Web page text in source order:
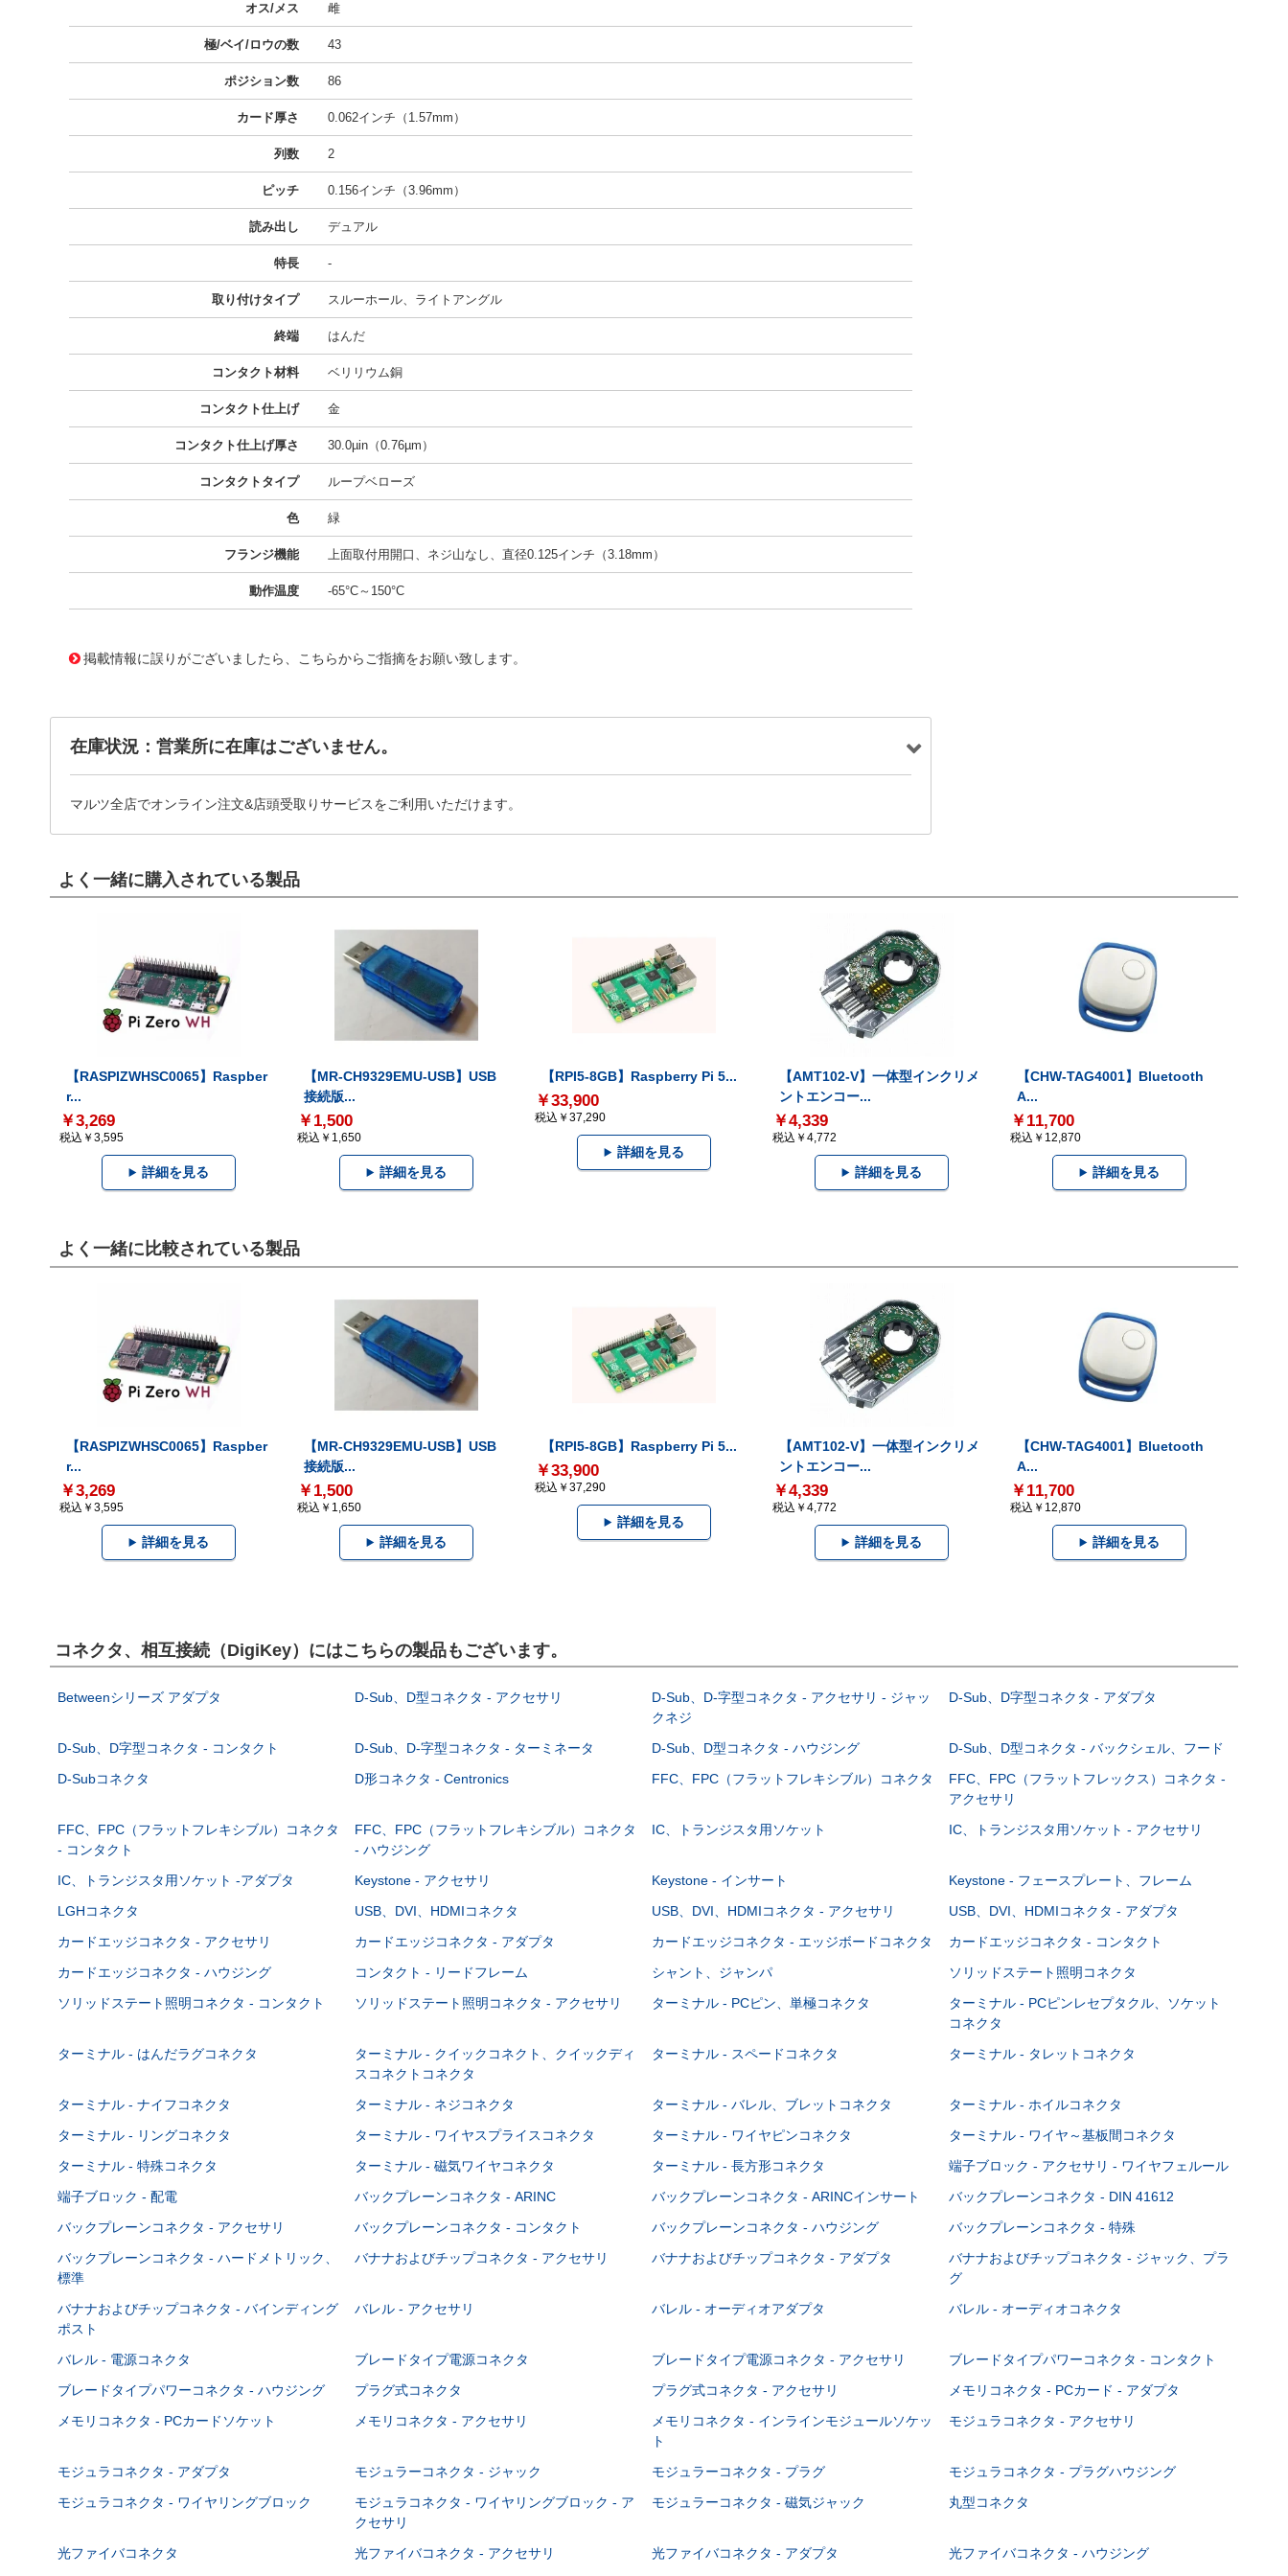
オス/メス 雌
極/ベイ/ロウの数 43
ポジション数 86
カード厚さ 0.062インチ（1.57mm）
列数 2
ピッチ 0.156インチ（3.96mm）
読み出し デュアル
特長 -
取り付けタイプ スルーホール、ライトアングル
終端 はんだ
コンタクト材料 ベリリウム銅
コンタクト仕上げ 金
コンタクト仕上げ厚さ 30.0µin（0.76µm）
コンタクトタイプ ループベローズ
色 緑
フランジ機能 上面取付用開口、ネジ山なし、直径0.125インチ（3.18mm）
動作温度 -65°C～150°C
掲載情報に誤りがございましたら、こちらからご指摘をお願い致します。
在庫状況：営業所に在庫はございません。
マルツ全店でオンライン注文&店頭受取りサービスをご利用いただけます。
よく一緒に購入されている製品
【RASPIZWHSC0065】Raspber
r...
￥3,269
税込￥3,595
詳細を見る
【MR-CH9329EMU-USB】USB
接続版...
￥1,500
税込￥1,650
詳細を見る
【RPI5-8GB】Raspberry Pi 5...
￥33,900
税込￥37,290
詳細を見る
【AMT102-V】一体型インクリメ
ントエンコー...
￥4,339
税込￥4,772
詳細を見る
【CHW-TAG4001】Bluetooth
A...
￥11,700
税込￥12,870
詳細を見る
よく一緒に比較されている製品
【RASPIZWHSC0065】Raspber
r...
￥3,269
税込￥3,595
詳細を見る
【MR-CH9329EMU-USB】USB
接続版...
￥1,500
税込￥1,650
詳細を見る
【RPI5-8GB】Raspberry Pi 5...
￥33,900
税込￥37,290
詳細を見る
【AMT102-V】一体型インクリメ
ントエンコー...
￥4,339
税込￥4,772
詳細を見る
【CHW-TAG4001】Bluetooth
A...
￥11,700
税込￥12,870
詳細を見る
コネクタ、相互接続（DigiKey）にはこちらの製品もございます。
Betweenシリーズ アダプタ D-Sub、D型コネクタ - アクセサリ
D-Sub、D-字型コネクタ - アクセサリ - ジャッ
クネジ
D-Sub、D字型コネクタ - アダプタ
D-Sub、D字型コネクタ - コンタクト D-Sub、D-字型コネクタ - ターミネータ D-Sub、D型コネクタ - ハウジング
D-Sub、D型コネクタ - バックシェル、フード
D-Subコネクタ
D形コネクタ - Centronics FFC、FPC（フラットフレキシブル）コネクタ
FFC、FPC（フラットフレックス）コネクタ -
アクセサリ
FFC、FPC（フラットフレキシブル）コネクタ
- コンタクト
FFC、FPC（フラットフレキシブル）コネクタ
- ハウジング
IC、トランジスタ用ソケット IC、トランジスタ用ソケット - アクセサリ
IC、トランジスタ用ソケット -アダプタ Keystone - アクセサリ Keystone - インサート
Keystone - フェースプレート、フレーム
LGHコネクタ
USB、DVI、HDMIコネクタ USB、DVI、HDMIコネクタ - アクセサリ
USB、DVI、HDMIコネクタ - アダプタ
カードエッジコネクタ - アクセサリ
カードエッジコネクタ - アダプタ カードエッジコネクタ - エッジボードコネクタ
カードエッジコネクタ - コンタクト
カードエッジコネクタ - ハウジング
コンタクト - リードフレーム シャント、ジャンパ
ソリッドステート照明コネクタ
ソリッドステート照明コネクタ - コンタクト
ソリッドステート照明コネクタ - アクセサリ ターミナル - PCピン、単極コネクタ
ターミナル - PCピンレセプタクル、ソケット
コネクタ
ターミナル - はんだラグコネクタ
ターミナル - クイックコネクト、クイックディ
スコネクトコネクタ
ターミナル - スペードコネクタ ターミナル - タレットコネクタ
ターミナル - ナイフコネクタ ターミナル - ネジコネクタ ターミナル - バレル、ブレットコネクタ
ターミナル - ホイルコネクタ
ターミナル - リングコネクタ
ターミナル - ワイヤスプライスコネクタ ターミナル - ワイヤピンコネクタ
ターミナル - ワイヤ～基板間コネクタ
ターミナル - 特殊コネクタ
ターミナル - 磁気ワイヤコネクタ ターミナル - 長方形コネクタ
端子ブロック - アクセサリ - ワイヤフェルール
端子ブロック - 配電
バックプレーンコネクタ - ARINC バックプレーンコネクタ - ARINCインサート
バックプレーンコネクタ - DIN 41612
バックプレーンコネクタ - アクセサリ
バックプレーンコネクタ - コンタクト バックプレーンコネクタ - ハウジング
バックプレーンコネクタ - 特殊
バックプレーンコネクタ - ハードメトリック、
標準
バナナおよびチップコネクタ - アクセサリ バナナおよびチップコネクタ - アダプタ
バナナおよびチップコネクタ - ジャック、プラ
グ
バナナおよびチップコネクタ - バインディング
ポスト
バレル - アクセサリ バレル - オーディオアダプタ バレル - オーディオコネクタ
バレル - 電源コネクタ ブレードタイプ電源コネクタ ブレードタイプ電源コネクタ - アクセサリ
ブレードタイプパワーコネクタ - コンタクト
ブレードタイプパワーコネクタ - ハウジング
プラグ式コネクタ プラグ式コネクタ - アクセサリ
メモリコネクタ - PCカード - アダプタ
メモリコネクタ - PCカードソケット
メモリコネクタ - アクセサリ
メモリコネクタ - インラインモジュールソケッ
ト
モジュラコネクタ - アクセサリ
モジュラコネクタ - アダプタ モジュラーコネクタ - ジャック モジュラーコネクタ - プラグ
モジュラコネクタ - プラグハウジング
モジュラコネクタ - ワイヤリングブロック
モジュラコネクタ - ワイヤリングブロック - ア
クセサリ
モジュラーコネクタ - 磁気ジャック 丸型コネクタ
光ファイバコネクタ 光ファイバコネクタ - アクセサリ 光ファイバコネクタ - アダプタ
光ファイバコネクタ - ハウジング